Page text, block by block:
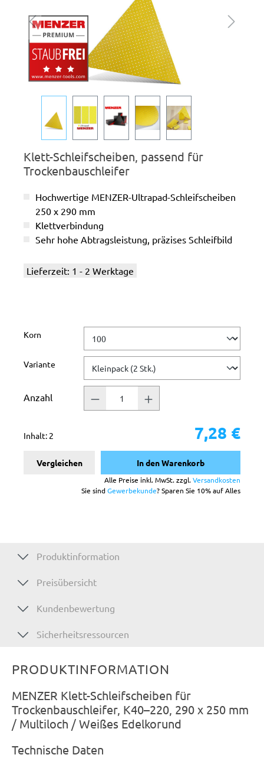
Klett-Schleifscheiben, passend für
Trockenbauschleifer
Hochwertige MENZER-Ultrapad-Schleifscheiben
250 x 290 mm
Klettverbindung
Sehr hohe Abtragsleistung, präzises Schleifbild
Lieferzeit: 1 - 2 Werktage
Korn
Variante auswählen
Anzahl
Inhalt: 2 7,28 €
Vergleichen In den Warenkorb
Alle Preise inkl. MwSt. zzgl.Versandkosten
Sie sindGewerbekunde? Sparen Sie 10% auf Alles
Produktinformation
Preisübersicht
Kundenbewertung
Sicherheitsressourcen
PRODUKTINFORMATION
MENZER Klett-Schleifscheiben für
Trockenbauschleifer, K40–220, 290 x 250 mm
/ Multiloch / Weißes Edelkorund
Technische Daten